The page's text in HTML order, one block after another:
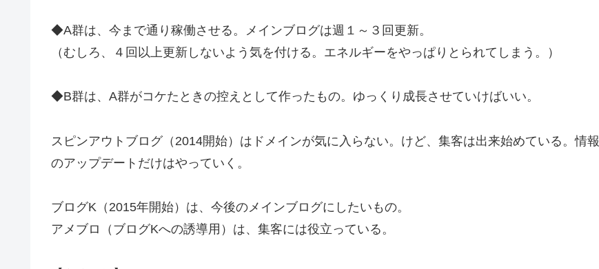
◆A群は、今まで通り稼働させる。メインブログは週１～３回更新。
（むしろ、４回以上更新しないよう気を付ける。エネルギーをやっぱりとられてしまう。）
◆B群は、A群がコケたときの控えとして作ったもの。ゆっくり成長させていけばいい。
スピンアウトブログ（2014開始）はドメインが気に入らない。けど、集客は出来始めている。情報
のアップデートだけはやっていく。
ブログK（2015年開始）は、今後のメインブログにしたいもの。
アメブロ（ブログKへの誘導用）は、集客には役立っている。